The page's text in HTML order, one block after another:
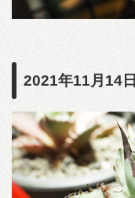
2021年11月14日